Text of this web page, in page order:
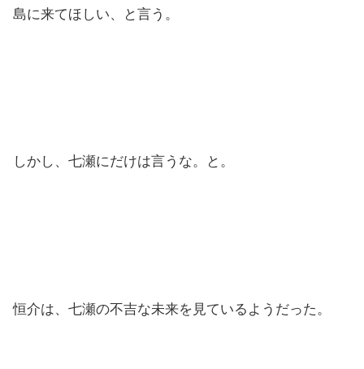
島に来てほしい、と言う。
しかし、七瀬にだけは言うな。と。
恒介は、七瀬の不吉な未来を見ているようだった。